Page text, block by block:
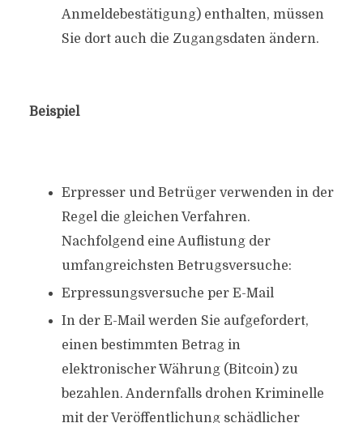
Anmeldebestätigung) enthalten, müssen
Sie dort auch die Zugangsdaten ändern.
Beispiel
Erpresser und Betrüger verwenden in der
Regel die gleichen Verfahren.
Nachfolgend eine Auflistung der
umfangreichsten Betrugsversuche:
Erpressungsversuche per E-Mail
In der E-Mail werden Sie aufgefordert,
einen bestimmten Betrag in
elektronischer Währung (Bitcoin) zu
bezahlen. Andernfalls drohen Kriminelle
mit der Veröffentlichung schädlicher